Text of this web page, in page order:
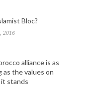
Bloc?
2016
alliance is as
as the values on
stands